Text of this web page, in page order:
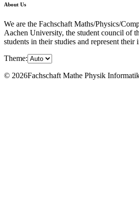
About Us
We are the Fachschaft Maths/Physics/
Aachen University, the student council of
students in their studies and represent their
Theme:
© 2026Fachschaft Mathe Physik